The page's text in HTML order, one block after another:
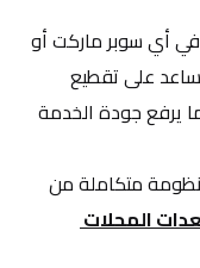
متكاملة من
مزود معدات المحلات